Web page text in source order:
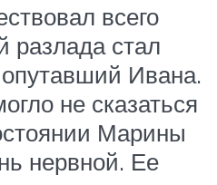
всего
разлада стал
Ивана.
не сказаться
Марины
нервной. Ее